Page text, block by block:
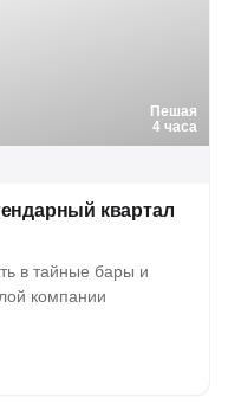
Пешая
4 часа
квартал
в тайные бары и
компании